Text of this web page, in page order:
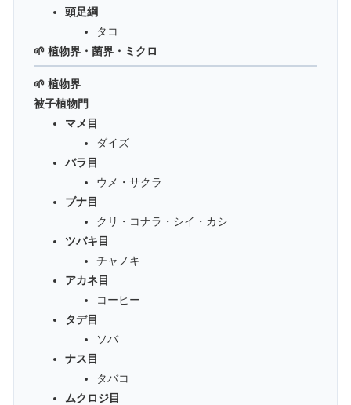
頭足綱
タコ
🌱 植物界・菌界・ミクロ
🌱 植物界
被子植物門
マメ目
ダイズ
バラ目
ウメ・サクラ
ブナ目
クリ・コナラ・シイ・カシ
ツバキ目
チャノキ
アカネ目
コーヒー
タデ目
ソバ
ナス目
タバコ
ムクロジ目